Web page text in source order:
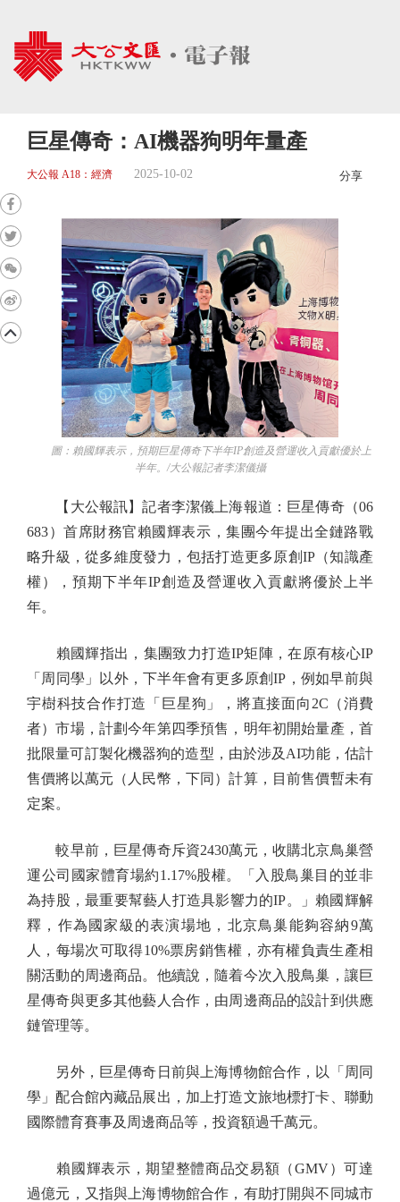
巨星傳奇：AI機器狗明年量產
大公報 A18：經濟 2025-10-02 分享
圖：賴國輝表示，預期巨星傳奇下半年IP創造及營運收入貢獻優於上
半年。/大公報記者李潔儀攝
【大公報訊】記者李潔儀上海報道：巨星傳奇（06
683）首席財務官賴國輝表示，集團今年提出全鏈路戰
略升級，從多維度發力，包括打造更多原創IP（知識產
權），預期下半年IP創造及營運收入貢獻將優於上半
年。
賴國輝指出，集團致力打造IP矩陣，在原有核心IP
「周同學」以外，下半年會有更多原創IP，例如早前與
宇樹科技合作打造「巨星狗」，將直接面向2C（消費
者）市場，計劃今年第四季預售，明年初開始量產，首
批限量可訂製化機器狗的造型，由於涉及AI功能，估計
售價將以萬元（人民幣，下同）計算，目前售價暫未有
定案。
較早前，巨星傳奇斥資2430萬元，收購北京鳥巢營
運公司國家體育場約1.17%股權。「入股鳥巢目的並非
為持股，最重要幫藝人打造具影響力的IP。」賴國輝解
釋，作為國家級的表演場地，北京鳥巢能夠容納9萬
人，每場次可取得10%票房銷售權，亦有權負責生產相
關活動的周邊商品。他續說，隨着今次入股鳥巢，讓巨
星傳奇與更多其他藝人合作，由周邊商品的設計到供應
鏈管理等。
另外，巨星傳奇日前與上海博物館合作，以「周同
學」配合館內藏品展出，加上打造文旅地標打卡、聯動
國際體育賽事及周邊商品等，投資額過千萬元。
賴國輝表示，期望整體商品交易額（GMV）可達
過億元，又指與上海博物館合作，有助打開與不同城市